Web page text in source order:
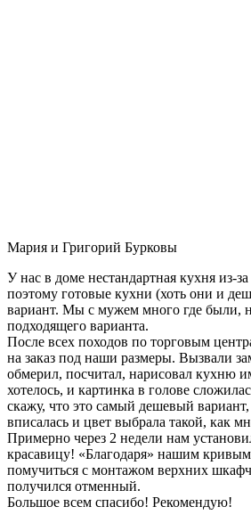
Мария и Григорий Бурковы
У нас в доме нестандартная кухня из-
поэтому готовые кухни (хоть они и
вариант. Мы с мужем много где были,
подходящего варианта.
После всех походов по торговым
на заказ под наши размеры. Вызвали
обмерил, посчитал, нарисовал кухню
хотелось, и картинка в голове
скажу, что это самый дешевый
вписалась и цвет выбрала такой, как
Примерно через 2 недели нам
красавицу! «Благодаря» нашим
помучиться с монтажом верхних
получился отменный.
Большое всем спасибо! Рекомендую!